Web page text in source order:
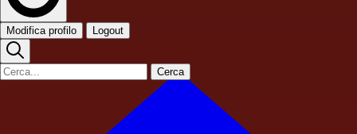
Modifica profilo Logout
Cerca